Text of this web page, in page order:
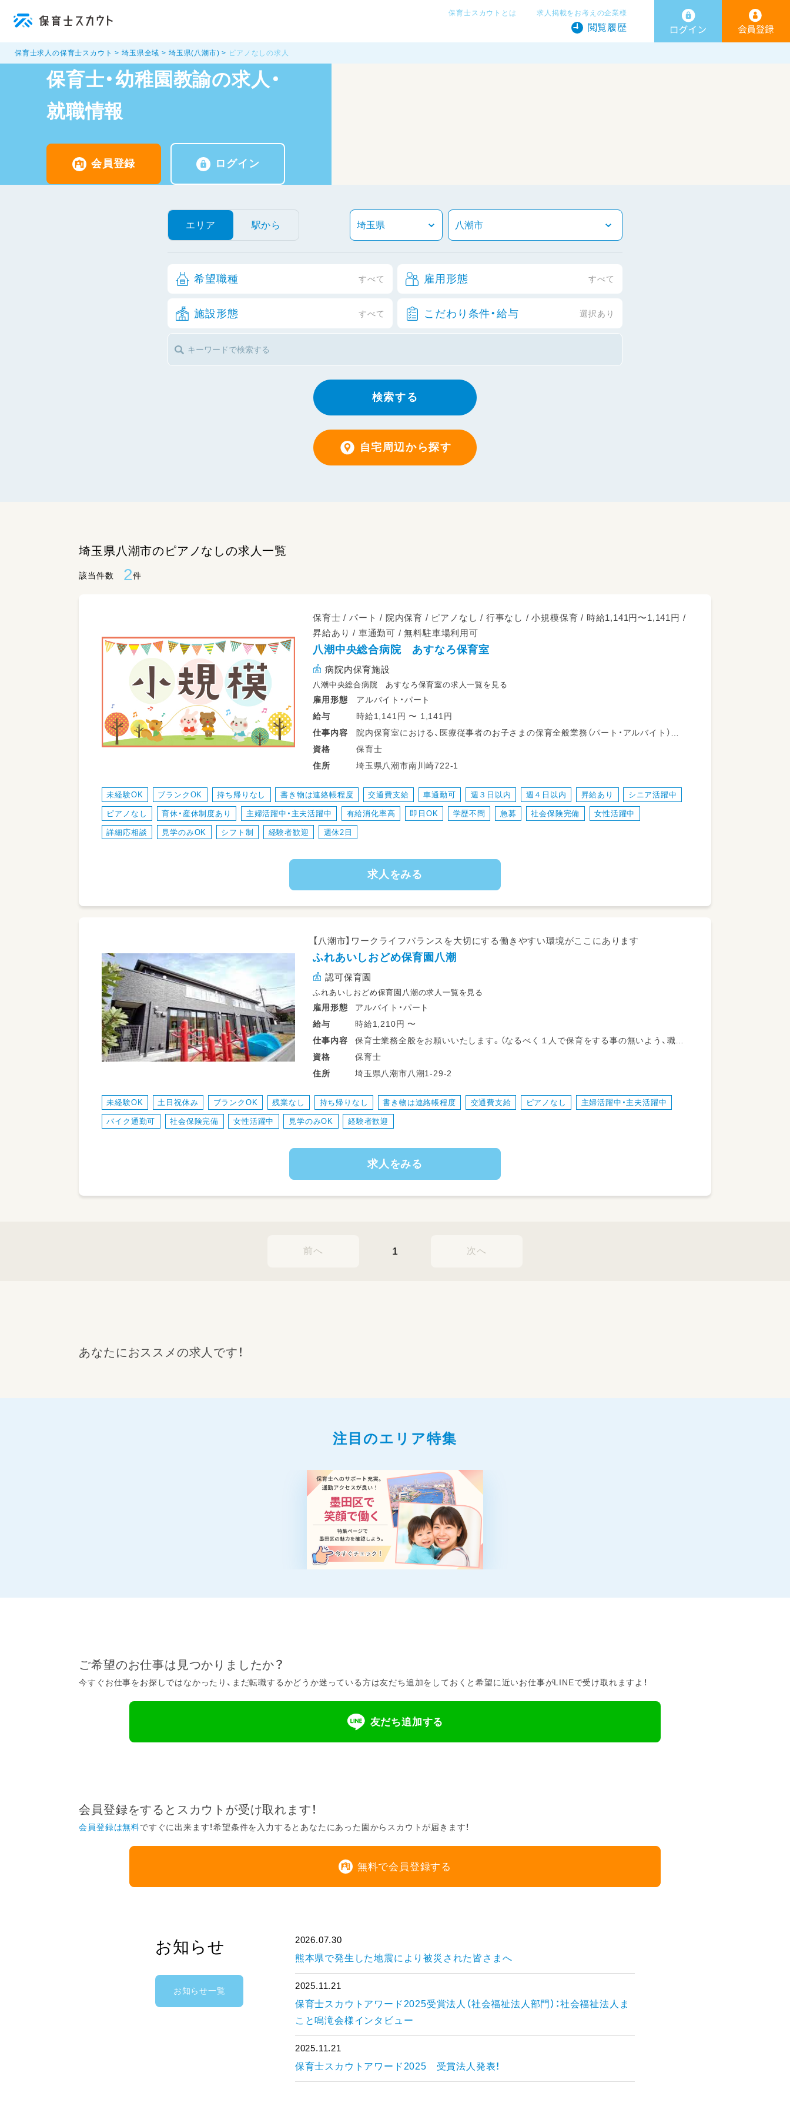
保育士スカウトとは 求人掲載をお考えの企業様
閲覧履歴
保育士求人の保育士スカウト 埼玉県全域 埼玉県(八潮市) ピアノなしの求人
保育士・幼稚園教諭の求人・
就職情報
会員登録 ログイン
エリア 駅から
希望職種 すべて 雇用形態 すべて
施設形態 すべて こだわり条件・給与 選択あり
検索する
自宅周辺から探す
埼玉県八潮市のピアノなしの求人一覧
該当件数 2件
保育士 / パート / 院内保育 / ピアノなし / 行事なし / 小規模保育 / 時給1,141円〜1,141円 /
昇給あり / 車通勤可 / 無料駐車場利用可
八潮中央総合病院 あすなろ保育室
病院内保育施設
八潮中央総合病院 あすなろ保育室の求人一覧を見る
雇用形態
アルバイト・パート
給与
時給1,141円 〜 1,141円
仕事内容 院内保育室における、医療従事者のお子さまの保育全般業務（パート・アルバイト）
・登園、降園時の子どもの受け入れ、見送り
・食事やトイレ、着替えなどの世話
・保育記録の記入
・保護者対応
資格
保育士
住所
埼玉県八潮市南川崎722-1
未経験OK ブランクOK 持ち帰りなし 書き物は連絡帳程度 交通費支給 車通勤可 週３日以内 週４日以内 昇給あり シニア活躍中
ピアノなし 育休・産休制度あり 主婦活躍中・主夫活躍中 有給消化率高 即日OK 学歴不問 急募 社会保険完備 女性活躍中
詳細応相談 見学のみOK シフト制 経験者歓迎 週休2日
求人をみる
【八潮市】ワークライフバランスを大切にする働きやすい環境がここにあります
ふれあいしおどめ保育園八潮
認可保育園
ふれあいしおどめ保育園八潮の求人一覧を見る
雇用形態
アルバイト・パート
給与
時給1,210円 〜
仕事内容
保育士業務全般をお願いいたします。（なるべく１人で保育をする事の無いよう、職員
体制を整えています。）
・保育業務 （遊び、活動中の子どもの見守り、オムツ交換、着替え等）
・製作活動や行事等の準備
資格
保育士
住所
埼玉県八潮市八潮1-29-2
未経験OK 土日祝休み ブランクOK 残業なし 持ち帰りなし 書き物は連絡帳程度 交通費支給 ピアノなし 主婦活躍中・主夫活躍中
バイク通勤可 社会保険完備 女性活躍中 見学のみOK 経験者歓迎
求人をみる
前へ 1 次へ
あなたにおススメの求人です！
注目のエリア特集
ご希望のお仕事は見つかりましたか？
今すぐお仕事をお探しではなかったり、まだ転職するかどうか迷っている方は友だち追加をしておくと希望に近いお仕事がLINEで受け取れますよ！
友だち追加する
会員登録をするとスカウトが受け取れます！
会員登録は無料ですぐに出来ます！希望条件を入力するとあなたにあった園からスカウトが届きます！
無料で会員登録する
お知らせ
お知らせ一覧
2026.07.30
熊本県で発生した地震により被災された皆さまへ
2025.11.21
保育士スカウトアワード2025受賞法人（社会福祉法人部門）：社会福祉法人ま
こと鳴滝会様インタビュー
2025.11.21
保育士スカウトアワード2025 受賞法人発表！